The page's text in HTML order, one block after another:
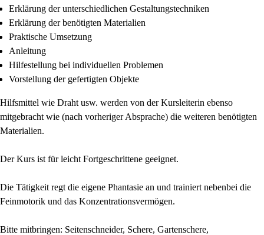
Erklärung der unterschiedlichen Gestaltungstechniken
Erklärung der benötigten Materialien
Praktische Umsetzung
Anleitung
Hilfestellung bei individuellen Problemen
Vorstellung der gefertigten Objekte
Hilfsmittel wie Draht usw. werden von der Kursleiterin ebenso
mitgebracht wie (nach vorheriger Absprache) die weiteren benötigten
Materialien.
Der Kurs ist für leicht Fortgeschrittene geeignet.
Die Tätigkeit regt die eigene Phantasie an und trainiert nebenbei die
Feinmotorik und das Konzentrationsvermögen.
Bitte mitbringen: Seitenschneider, Schere, Gartenschere,